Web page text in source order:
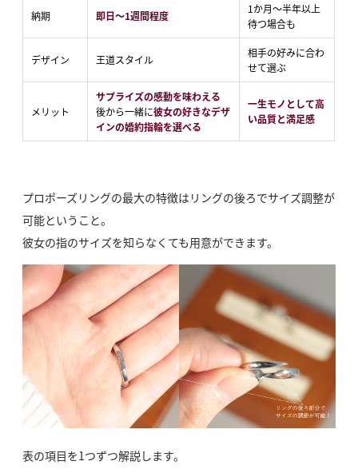
納期 即日～1週間程度
1か月～半年以上
待つ場合も
デザイン 王道スタイル
相手の好みに合わ
せて選ぶ
メリット
サプライズの感動を味わえる
後から一緒に彼女の好きなデザ
インの婚約指輪を選べる
一生モノとして高
い品質と満足感
プロポーズリングの最大の特徴はリングの後ろでサイズ調整が
可能ということ。
彼女の指のサイズを知らなくても用意ができます。
表の項目を1つずつ解説します。